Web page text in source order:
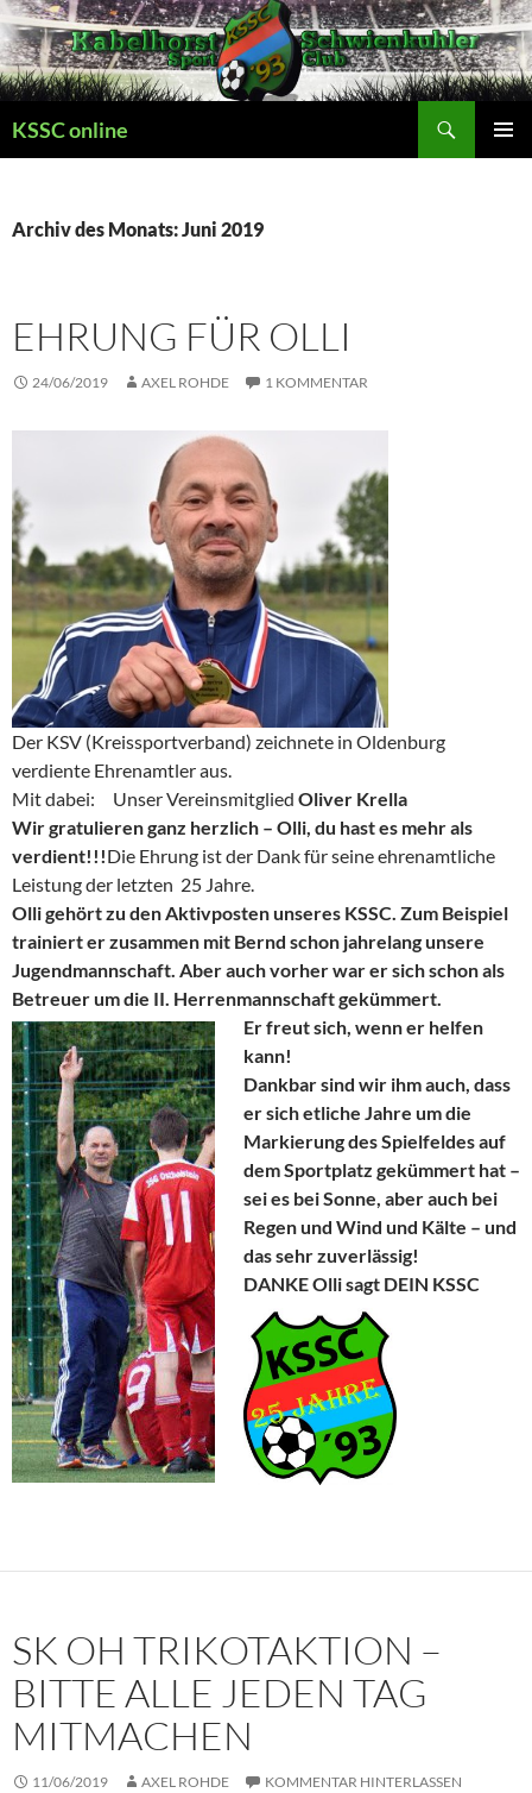
Zum
Inhalt
springen
KSSC online
Archiv des Monats: Juni 2019
EHRUNG FÜR OLLI
24/06/2019 AXEL ROHDE 1 KOMMENTAR
Der KSV (Kreissportverband) zeichnete in Oldenburg
verdiente Ehrenamtler aus.
Mit dabei: Unser Vereinsmitglied Oliver Krella
Wir gratulieren ganz herzlich – Olli, du hast es mehr als
verdient!!!Die Ehrung ist der Dank für seine ehrenamtliche
Leistung der letzten 25 Jahre.
Olligehört zu den Aktivposten unseres KSSC. Zum Beispiel
trainiert er zusammen mit Bernd schon jahrelangunsere
Jugendmannschaft. Aber auch vorher war er sich schon als
Betreuer um die II. Herrenmannschaft gekümmert.
Er freut sich, wenn er helfen
kann!
Dankbar sind wir ihm auch, dass
er sich etliche Jahre um die
Markierung des Spielfeldes auf
dem Sportplatz gekümmert hat –
sei es bei Sonne, aber auch bei
Regen und Wind und Kälte – und
das sehr zuverlässig!
DANKE Olli sagt DEIN KSSC
SK OH TRIKOTAKTION –
BITTE ALLE JEDEN TAG
MITMACHEN
11/06/2019 AXEL ROHDE KOMMENTAR HINTERLASSEN